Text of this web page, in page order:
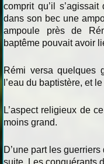
comprit qu’il
dans son bec une
ampoule près de
baptême pouvait avoir
Rémi versa quelques
l’eau du baptistère, et
L’aspect religieux de
moins grand.
D’une part les
suite. Les conquérants